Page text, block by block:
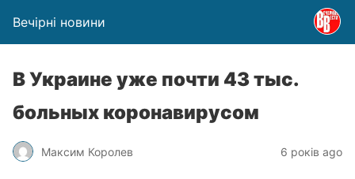
Вечірні новини
В Украине уже почти 43 тыс.
больных коронавирусом
Максим Королев 6 років ago